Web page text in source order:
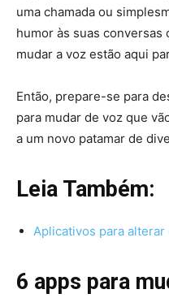
uma chamada ou
humor às suas
mudar a voz estão aqui
Então, prepare-se para
para mudar de voz que
a um novo patamar de
Leia Também:
Aplicativos para
6 apps para